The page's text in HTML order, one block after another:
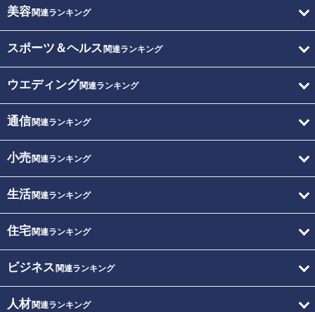
美容関連ランキング
スポーツ＆ヘルス 関連ランキング
ウエディング関連ランキング
通信関連ランキング
小売関連ランキング
生活関連ランキング
住宅関連ランキング
ビジネス 関連ランキング
人材関連ランキング